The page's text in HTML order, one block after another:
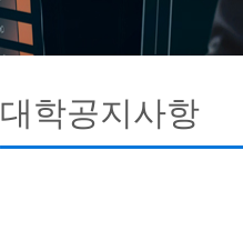
대학공지사항